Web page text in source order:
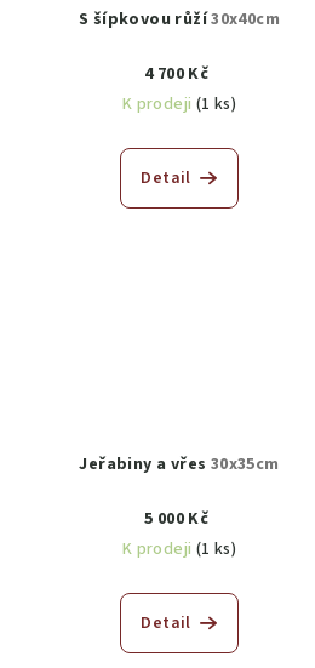
S šípkovou růží30x40cm
4 700 Kč
K prodeji (1 ks)
Detail
Jeřabiny a vřes 30x35cm
5 000 Kč
K prodeji (1 ks)
Detail